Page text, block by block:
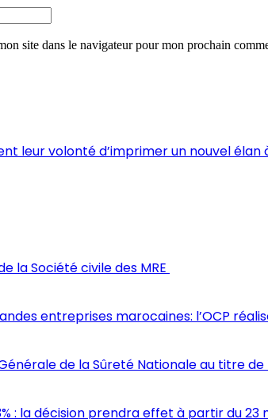
site dans le navigateur pour mon prochain
leur volonté d’imprimer un nouvel
la Société civile des MRE
entreprises marocaines: l’OCP
de la Sûreté Nationale au titre de
: la décision prendra effet à partir du 23